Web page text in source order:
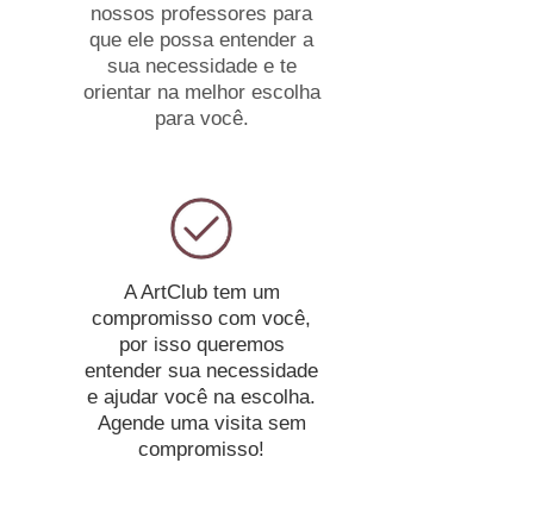
nossos professores para
que ele possa entender a
sua necessidade e te
orientar na melhor escolha
para você.
A ArtClub tem um
compromisso com você,
por isso queremos
entender sua necessidade
e ajudar você na escolha.
Agende uma visita sem
compromisso!